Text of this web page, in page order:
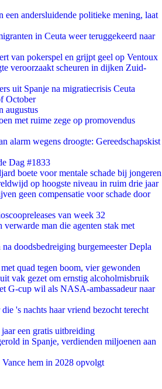
een andersluidende politieke mening, laat
in Ceuta weer teruggekeerd naar
van pokerspel en grijpt geel op Ventoux
veroorzaakt scheuren in dijken Zuid-
uit Spanje na migratiecrisis Ceuta
October
augustus
met ruime zege op promovendus
alarm wegens droogte: Gereedschapskist
Dag #1833
boete voor mentale schade bij jongeren
op hoogste niveau in ruim drie jaar
geen compensatie voor schade door
van week 32
man die agenten stak met
doodsbedreiging burgemeester Depla
quad tegen boom, vier gewonden
vak gezet om ernstig alcoholmisbruik
G-cup wil als NASA-ambassadeur naar
's nachts haar vriend bezocht terecht
een gratis uitbreiding
in Spanje, verdienden miljoenen aan
hem in 2028 opvolgt